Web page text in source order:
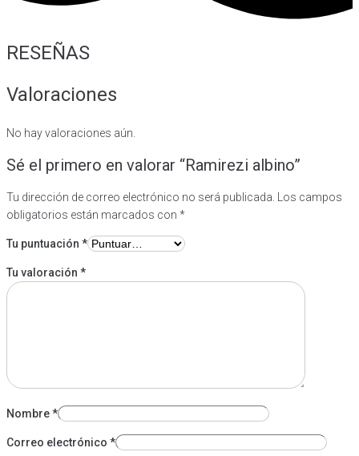
RESEÑAS
Valoraciones
No hay valoraciones aún.
Sé el primero en valorar “Ramirezi albino”
Tu dirección de correo electrónico no será publicada. Los campos
obligatorios están marcados con *
Tu puntuación *
Tu valoración *
Nombre*
Correo electrónico *